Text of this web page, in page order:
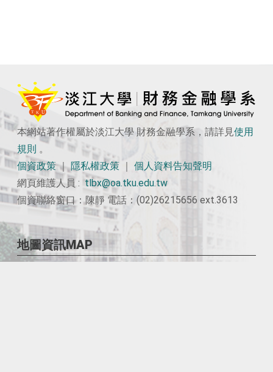
本網站著作權屬於淡江大學 財務金融學系，請詳見使用
規則 。
個資政策｜隱私權政策
個人資料告知聲明
網頁維護人員 :tlbx@oa.tku.edu.tw
個資聯絡窗口：陳靜 電話：(02)26215656 ext.3613
地圖資訊MAP